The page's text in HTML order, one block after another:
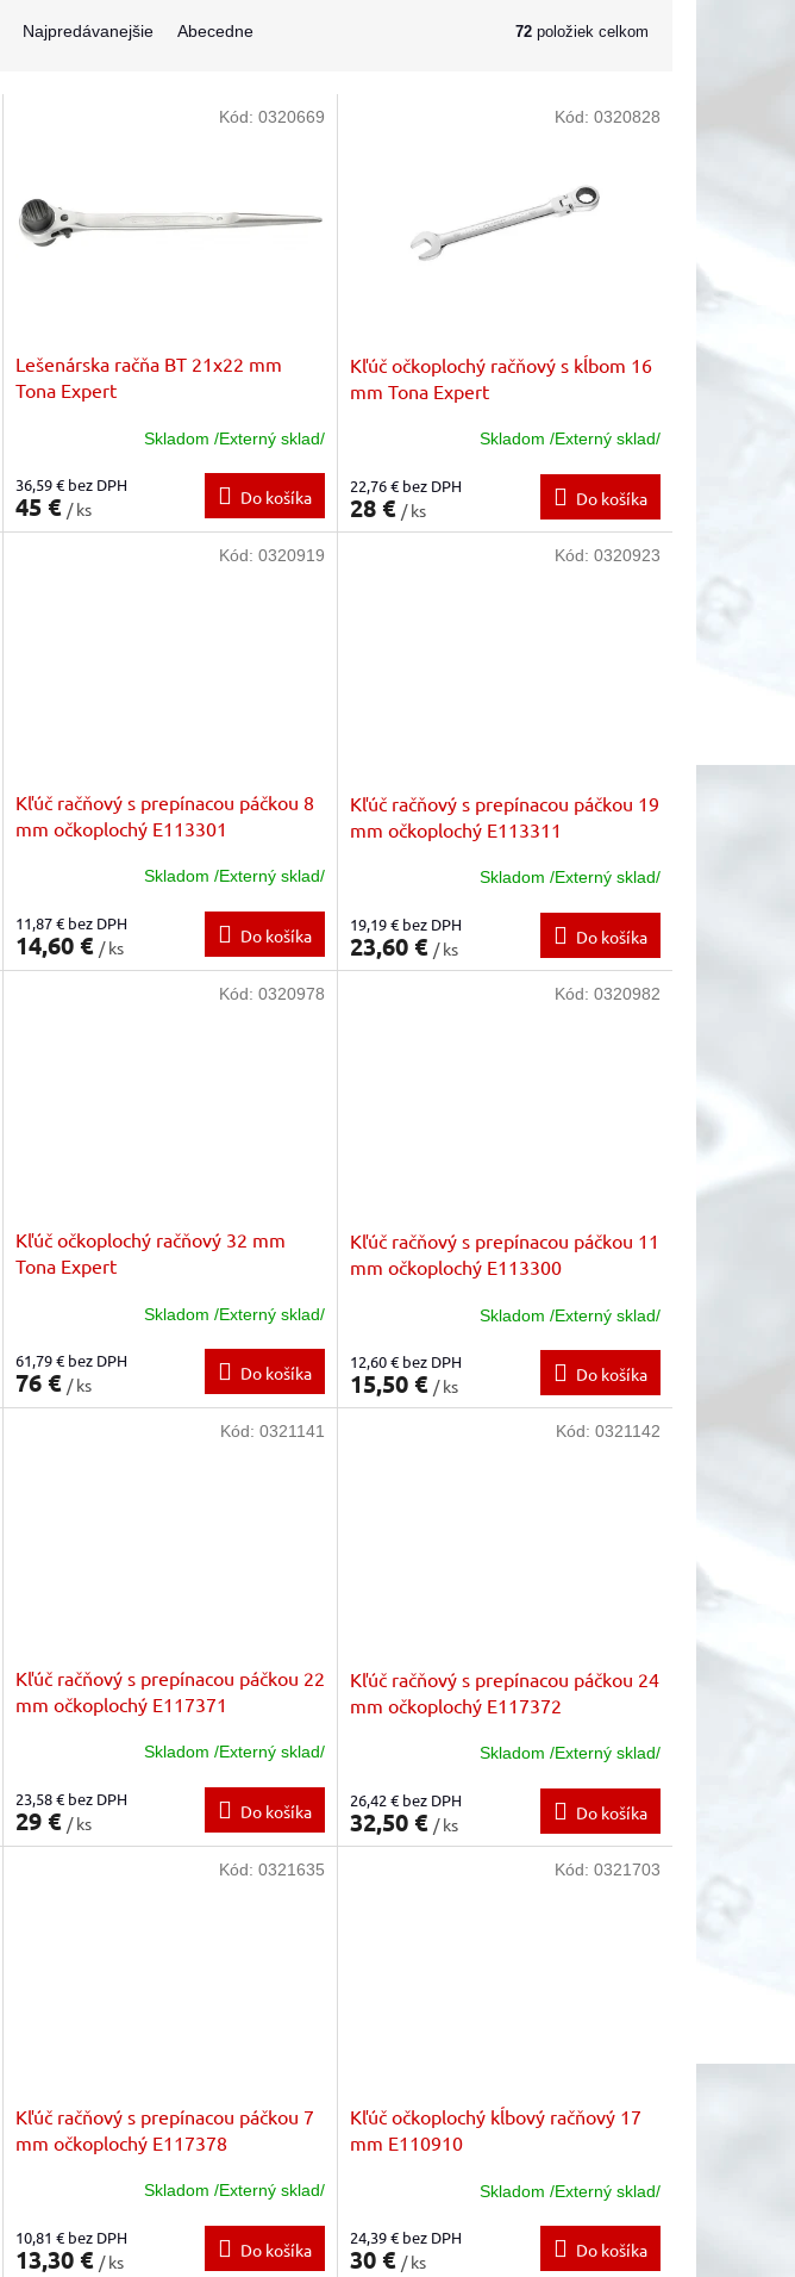
Najpredávanejšie Abecedne 72 položiek celkom
Lešenárska račňa BT 21x22 mm
Tona Expert
Skladom /Externý sklad/
36,59 € bez DPH
45 € / ks
Do košíka
Kód: 0320669
Kľúč očkoplochý račňový s kĺbom 16
mm Tona Expert
Skladom /Externý sklad/
22,76 € bez DPH
28 € / ks
Do košíka
Kód: 0320828
Kľúč račňový s prepínacou páčkou 8
mm očkoplochý E113301
Skladom /Externý sklad/
11,87 € bez DPH
14,60 € / ks
Do košíka
Kód: 0320919
Kľúč račňový s prepínacou páčkou 19
mm očkoplochý E113311
Skladom /Externý sklad/
19,19 € bez DPH
23,60 € / ks
Do košíka
Kód: 0320923
Kľúč očkoplochý račňový 32 mm
Tona Expert
Skladom /Externý sklad/
61,79 € bez DPH
76 € / ks
Do košíka
Kód: 0320978
Kľúč račňový s prepínacou páčkou 11
mm očkoplochý E113300
Skladom /Externý sklad/
12,60 € bez DPH
15,50 € / ks
Do košíka
Kód: 0320982
Kľúč račňový s prepínacou páčkou 22
mm očkoplochý E117371
Skladom /Externý sklad/
23,58 € bez DPH
29 € / ks
Do košíka
Kód: 0321141
Kľúč račňový s prepínacou páčkou 24
mm očkoplochý E117372
Skladom /Externý sklad/
26,42 € bez DPH
32,50 € / ks
Do košíka
Kód: 0321142
Kľúč račňový s prepínacou páčkou 7
mm očkoplochý E117378
Skladom /Externý sklad/
10,81 € bez DPH
13,30 € / ks
Do košíka
Kód: 0321635
Kľúč očkoplochý kĺbový račňový 17
mm E110910
Skladom /Externý sklad/
24,39 € bez DPH
30 € / ks
Do košíka
Kód: 0321703